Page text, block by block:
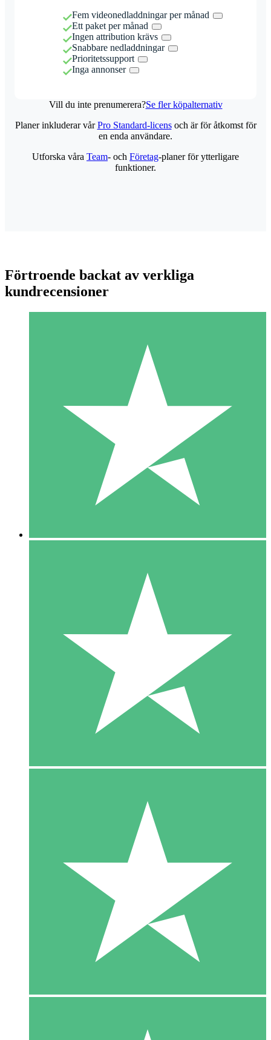
Fem videonedladdningar per månad
Ett paket per månad
Ingen attribution krävs
Snabbare nedladdningar
Prioritetssupport
Inga annonser
Vill du inte prenumerera?Se fler köpalternativ
Individuella Kreditpaket
Betala per användning med nedladdningskrediter. Inget
1 Nedladdningar
10 00
10 Nedladdningar
20 00
Planer inkluderar vårPro Standard-licensoch är för åtkomst för
en enda användare.
Utforska våra Team- och Företag-planer för ytterligare
funktioner.
Förtroende backat av verkliga
kundrecensioner